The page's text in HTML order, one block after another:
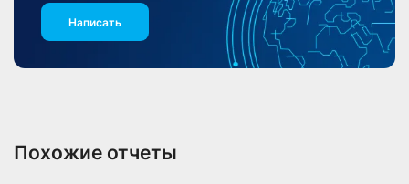
Написать
Похожие отчеты